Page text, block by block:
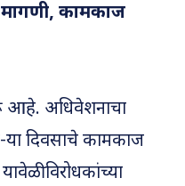
मागणी, कामकाज
आहे. अधिवेशनाचा
दिवसाचे कामकाज
विरोधकांच्या